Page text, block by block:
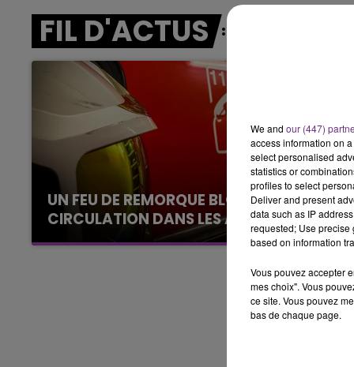
14h00 - 15h00
LA RADIO POP
FIL D'ACTUS
UN FEU DE REMORQUE BLOQUE LA
CIRCULATION DANS LES ARDENNES
Un feu de remorque s'est déclaré ce mercredi
We and our (447)
access information on
select personalised
statistics or
profiles to select
Deliver and present
data such as IP
requested; Use precise
based on information
Vous pouvez accepter
mes choix". Vous
ce site. Vous pouvez
bas de chaque page.